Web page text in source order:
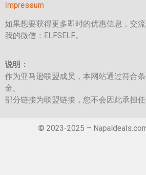
Impressum
如果想要获得更多即时的优惠信息，交
我的微信：ELFSELF。
说明：
作为亚马逊联盟成员，本网站通过符合
金。
部分链接为联盟链接，您不会因此承担任
© 2023-2025 –